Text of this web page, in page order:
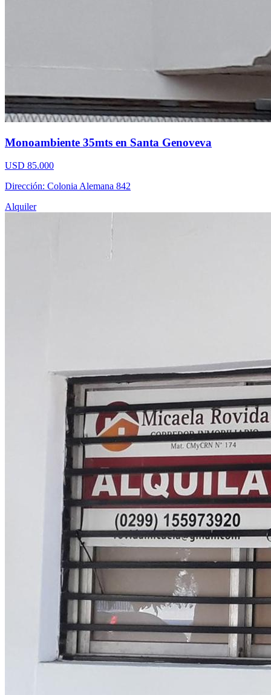
Monoambiente 35mts en Santa Genoveva
USD 85.000
Dirección: Colonia Alemana 842
Alquiler